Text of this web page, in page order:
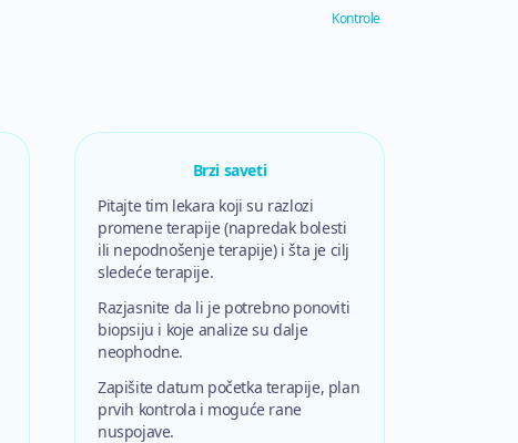
Kontrole
Brzi saveti
Pitajte tim lekara koji su razlozi
promene terapije (napredak bolesti
ili nepodnošenje terapije) i šta je cilj
sledeće terapije.
Razjasnite da li je potrebno ponoviti
biopsiju i koje analize su dalje
neophodne.
Zapišite datum početka terapije, plan
prvih kontrola i moguće rane
nuspojave.